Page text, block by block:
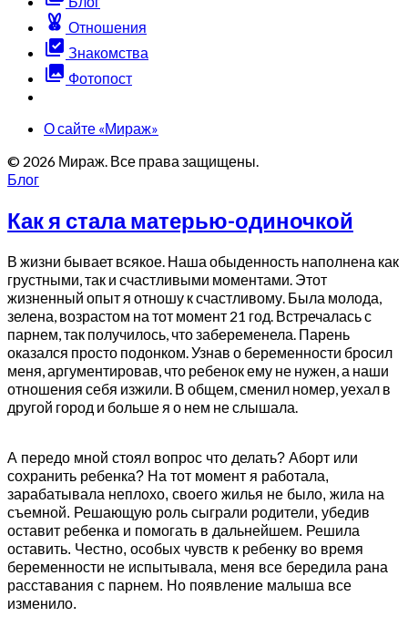
cruelty_free Отношения
library_add_check Знакомства
photo_library Фотопост
О сайте «Мираж»
© 2026 Мираж. Все права защищены.
Блог
Как я стала матерью-одиночкой
В жизни бывает всякое. Наша обыденность наполнена как
грустными, так и счастливыми моментами. Этот
жизненный опыт я отношу к счастливому. Была молода,
зелена, возрастом на тот момент 21 год. Встречалась с
парнем, так получилось, что забеременела. Парень
оказался просто подонком. Узнав о беременности бросил
меня, аргументировав, что ребенок ему не нужен, а наши
отношения себя изжили. В общем, сменил номер, уехал в
другой город и больше я о нем не слышала.
А передо мной стоял вопрос что делать? Аборт или
сохранить ребенка? На тот момент я работала,
зарабатывала неплохо, своего жилья не было, жила на
съемной. Решающую роль сыграли родители, убедив
оставит ребенка и помогать в дальнейшем. Решила
оставить. Честно, особых чувств к ребенку во время
беременности не испытывала, меня все бередила рана
расставания с парнем. Но появление малыша все
изменило.